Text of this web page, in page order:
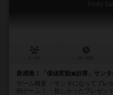
Tricky
新感覚！「価値変動✖️妨害」サン
ゲーム概要 ・サンタになってプレ
戦ゲーム！ ・欲しかったプレゼ